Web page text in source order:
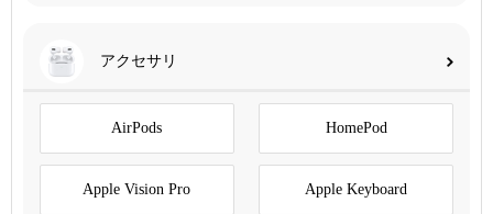
アクセサリ
AirPods HomePod
Apple Vision Pro Apple Keyboard